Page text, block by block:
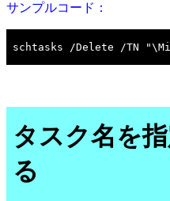
サンプルコード：
タスク名を
る